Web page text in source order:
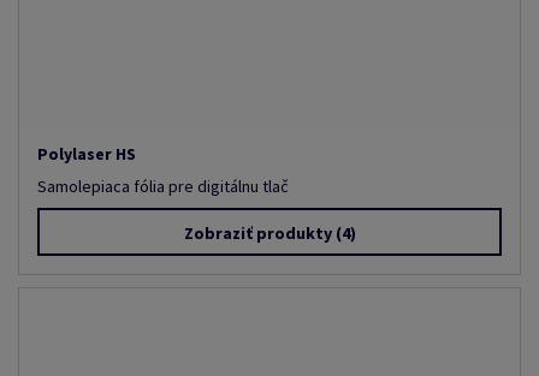
Polylaser HS
Samolepiaca fólia pre digitálnu tlač
Zobraziť produkty(4)